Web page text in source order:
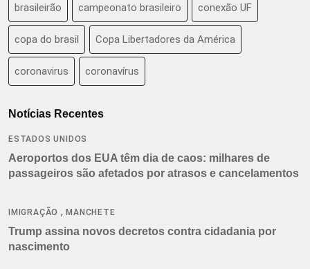
brasileirão campeonato brasileiro conexão UF
copa do brasil Copa Libertadores da América
coronavirus coronavírus
Notícias Recentes
ESTADOS UNIDOS
Aeroportos dos EUA têm dia de caos: milhares de
passageiros são afetados por atrasos e cancelamentos
IMIGRAÇÃO ,MANCHETE
Trump assina novos decretos contra cidadania por
nascimento